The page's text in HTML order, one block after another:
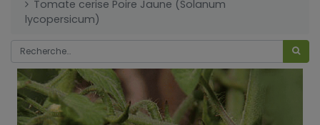
Tomate cerise Poire Jaune (Solanum
lycopersicum)